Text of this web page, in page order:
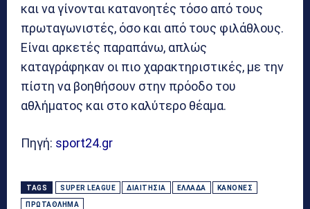
και να γίνονται κατανοητές τόσο από τους
πρωταγωνιστές, όσο και από τους φιλάθλους.
Είναι αρκετές παραπάνω, απλώς
καταγράφηκαν οι πιο χαρακτηριστικές, με την
πίστη να βοηθήσουν στην πρόοδο του
αθλήματος και στο καλύτερο θέαμα.
Πηγή: sport24.gr
TAGS SUPER LEAGUE ΔΙΑΙΤΗΣΙΑ ΕΛΛΆΔΑ ΚΑΝΌΝΕΣ
ΠΡΩΤΆΘΛΗΜΑ